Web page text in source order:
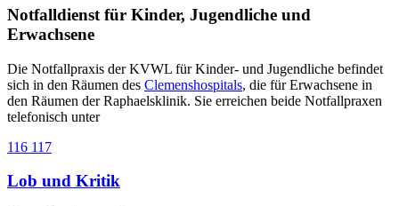
Notfalldienst für Kinder, Jugendliche und
Erwachsene
Die Notfallpraxis der KVWL für Kinder- und Jugendliche befindet
sich in den Räumen des Clemenshospitals, die für Erwachsene in
den Räumen der Raphaelsklinik. Sie erreichen beide Notfallpraxen
telefonisch unter
116 117
Lob und Kritik